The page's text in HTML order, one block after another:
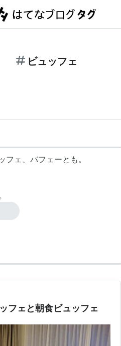
ビュッフェ
ェ、バフェーとも。
フェと朝食ビュッフェ